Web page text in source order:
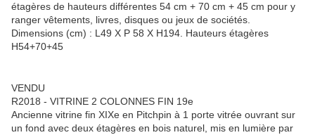
étagères de hauteurs différentes 54 cm + 70 cm + 45 cm pour y
ranger vêtements, livres, disques ou jeux de sociétés.
Dimensions (cm) : L49 X P 58 X H194. Hauteurs étagères
H54+70+45
VENDU
R2018 - VITRINE 2 COLONNES FIN 19e
Ancienne vitrine fin XIXe en Pitchpin à 1 porte vitrée ouvrant sur
un fond avec deux étagères en bois naturel, mis en lumière par